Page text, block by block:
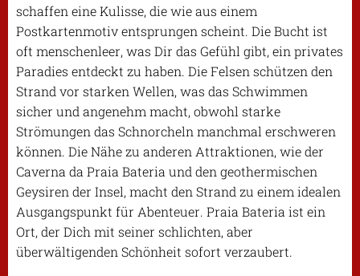
schaffen eine Kulisse, die wie aus einem
Postkartenmotiv entsprungen scheint. Die Bucht ist
oft menschenleer, was Dir das Gefühl gibt, ein privates
Paradies entdeckt zu haben. Die Felsen schützen den
Strand vor starken Wellen, was das Schwimmen
sicher und angenehm macht, obwohl starke
Strömungen das Schnorcheln manchmal erschweren
können. Die Nähe zu anderen Attraktionen, wie der
Caverna da Praia Bateria und den geothermischen
Geysiren der Insel, macht den Strand zu einem idealen
Ausgangspunkt für Abenteuer. Praia Bateria ist ein
Ort, der Dich mit seiner schlichten, aber
überwältigenden Schönheit sofort verzaubert.